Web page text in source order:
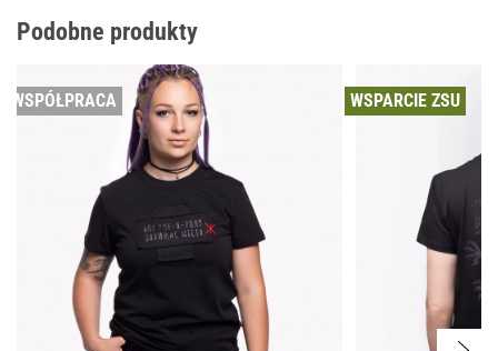
Podobne produkty
WSPÓŁPRACA WSPARCIE ZSU